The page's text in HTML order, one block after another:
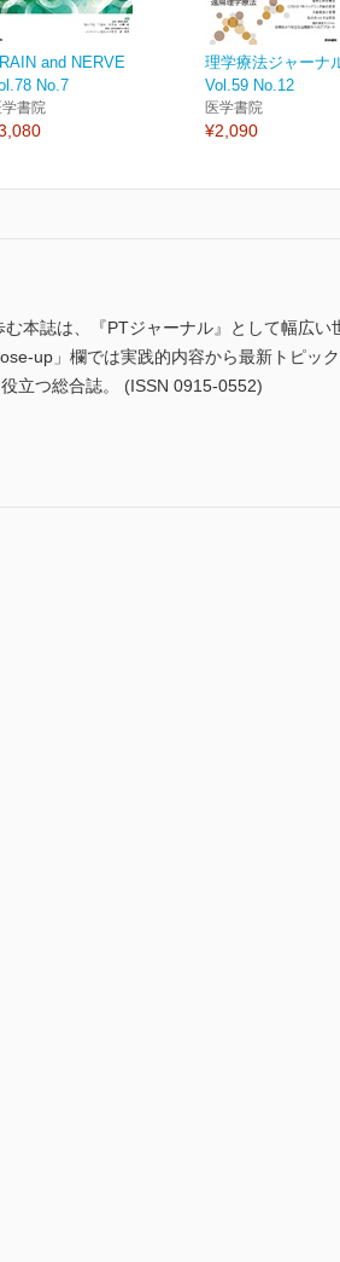
and NERVE
No.7
学書院
理学療法ジャーナ
Vol.59 No.12
医学書院
¥2,090
本誌は、『PTジャーナル』として幅広い
up」欄では実践的内容から最新トピッ
立つ総合誌。 (ISSN 0915-0552)